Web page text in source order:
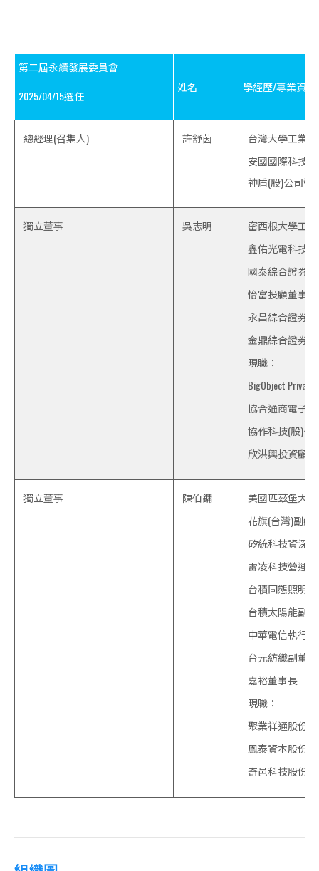
第二屆永續發展委員會
2025/04/15選任
姓名 學經歷/專業資
總經理(召集人) 許舒茵
台灣大學工業
安國國際科技(
神盾(股)公司營
獨立董事 吳志明
密西根大學工
鑫佑光電科技(
國泰綜合證券
怡富投顧董事長
永昌綜合證券
金鼎綜合證券
現職：
BigObject
協合通商電子
協作科技(股)公
欣洪興投資顧
獨立董事 陳伯鏞
美國匹茲堡大
花旗(台灣)副總
矽統科技資深
雷凌科技營運
台積固態照明
台積太陽能副
中華電信執行
台元紡織副董
嘉裕董事長
現職：
聚業祥通股份
鳳泰資本股份
奇邑科技股份